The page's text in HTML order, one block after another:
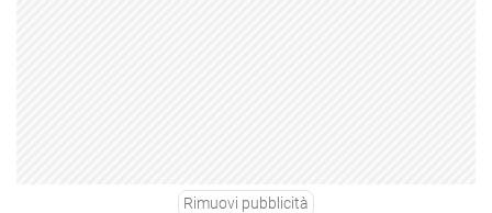
Rimuovi pubblicità